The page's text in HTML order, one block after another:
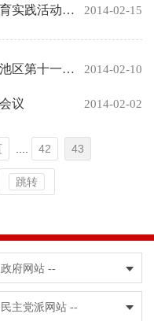
2014-02-15
活动动员会
2014-02-10
委员会工作报告的决议
2014-02-02
议
42 43
跳转
府网站 --
主党派网站 --